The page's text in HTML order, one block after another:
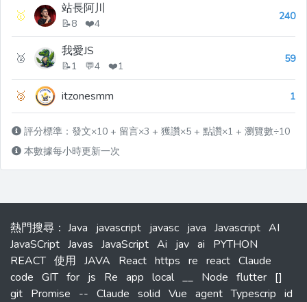
🥇 站長阿川
📝8 ❤️4
240
🥈 我愛JS
📝1 💬4 ❤️1
59
🥉 itzonesmm 1
評分標準：發文×10 + 留言×3 + 獲讚×5 + 點讚×1 + 瀏覽數÷10
本數據每小時更新一次
熱門搜尋 ： Java javascript javasc java Javascript AI
JavaSCript Javas JavaScript Ai jav ai
PYTHON
REACT 使用 JAVA React https re react Claude
code GIT for js Re app local __ Node flutter []
git Promise -- Claude solid Vue agent Typescrip id